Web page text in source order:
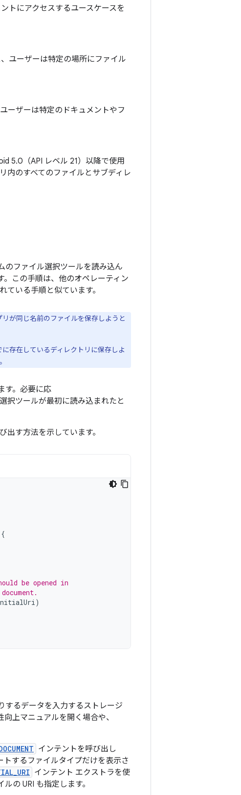
トにアクセスするユースケースを
ユーザーは特定の場所にファイル
ーザーは特定のドキュメントやフ
5.0（API レベル 21）以降で使用
内のすべてのファイルとサブディレ
のファイル選択ツールを読み込ん
この手順は、他のオペレーティン
いる手順と似ています。
が同じ名前のファイルを保存しようと
存在しているディレクトリに保存しよ
す。必要に応
択ツールが最初に読み込まれたと
す方法を示しています。
{
be opened in
)
するデータを入力するストレージ
上マニュアルを開く場合や、
インテントを呼び出し
するファイルタイプだけを表示さ
インテント エクストラを使
の URI も指定します。